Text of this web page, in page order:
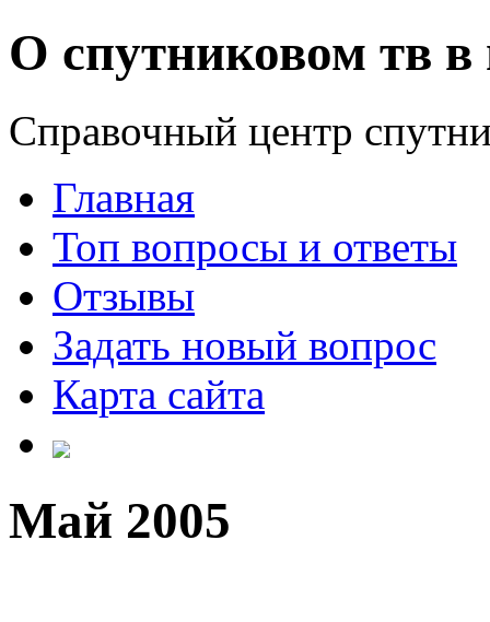
О спутниковом тв в
Справочный центр
Главная
Топ вопросы и ответы
Отзывы
Задать новый вопрос
Карта сайта
Май 2005